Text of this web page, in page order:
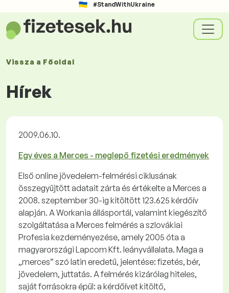
#StandWithUkraine
Vissza a Főoldal
Hírek
2009.06.10.
Egy éves a Merces - meglepő fizetési eredmények
Első online jövedelem-felmérési ciklusának
összegyűjtött adatait zárta és értékelte a Merces a
2008. szeptember 30-ig kitöltött 123.625 kérdőív
alapján. A Workania állásportál, valamint kiegészítő
szolgáltatása a Merces felmérés a szlovákiai
Profesia kezdeményezése, amely 2005 óta a
magyarországi Lapcom Kft. leányvállalata. Maga a
„merces” szó latin eredetű, jelentése: fizetés, bér,
jövedelem, juttatás. A felmérés kizárólag hiteles,
saját forrásokra épül: a kérdőívet kitöltő,